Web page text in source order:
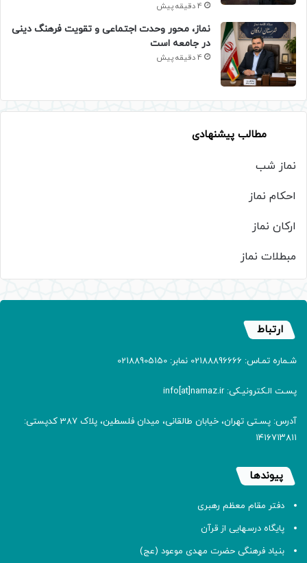
4 دقیقه پیش
نماز، محور وحدت اجتماعی و تقویت فرهنگ دینی
در جامعه است
4 دقیقه پیش
مطالب پیشنهادی
نماز شب
احکام نماز
ارکان نماز
مبطلات نماز
ارتباط
شـماره تمـاس: 02188896666 نمابر: 02188905150
پسـت الـکترونیـکی: info[at]namaz.ir
آدرس: پسـتی تهران، خیابان طالقانی، میدان فلسطین، پلاک 387 کدپستی:
۱۴۱۶۷۱۳۸۱۱
پیوندها
دفتر مقام معظم رهبری
پایگاه درسهایی از قرآن
بنیاد فرهنگی حضرت مهدی موعود (عج)